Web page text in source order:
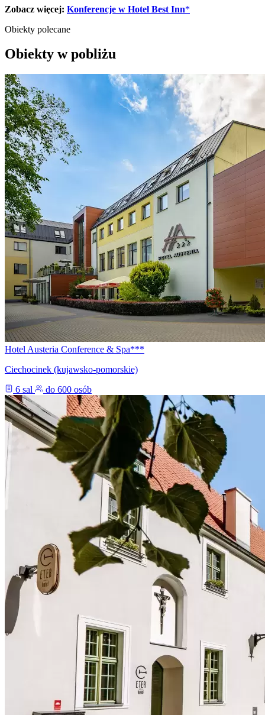
Zobacz więcej: Konferencje w Hotel Best Inn*
Obiekty polecane
Obiekty w pobliżu
Hotel Austeria Conference & Spa***
Ciechocinek (kujawsko-pomorskie)
6 sal
do 600 osób